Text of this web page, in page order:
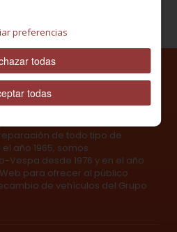
familiar con una dilatada
de todo tipo de
año 1965, somos
Vespa desde 1976 y en el año
para ofrecer al público
de vehículos del Grupo
preferencias
todas
todas